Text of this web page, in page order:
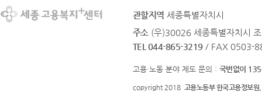
관할지역 세종특별자치시
주소 (우)30026 세종특별자치시
TEL 044-865-3219 / FAX 0503-
고용·노동 분야 제도 문의 : 국번없이
copyright 2018 고용노동부 한국고용정보원.